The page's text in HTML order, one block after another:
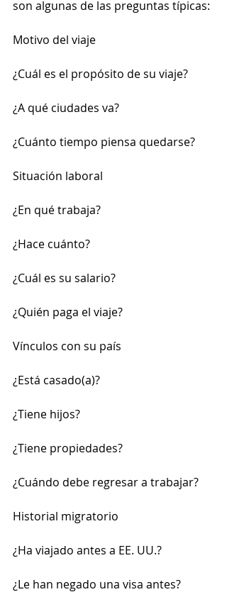
son algunas de las preguntas típicas:
Motivo del viaje
¿Cuál es el propósito de su viaje?
¿A qué ciudades va?
¿Cuánto tiempo piensa quedarse?
Situación laboral
¿En qué trabaja?
¿Hace cuánto?
¿Cuál es su salario?
¿Quién paga el viaje?
Vínculos con su país
¿Está casado(a)?
¿Tiene hijos?
¿Tiene propiedades?
¿Cuándo debe regresar a trabajar?
Historial migratorio
¿Ha viajado antes a EE. UU.?
¿Le han negado una visa antes?